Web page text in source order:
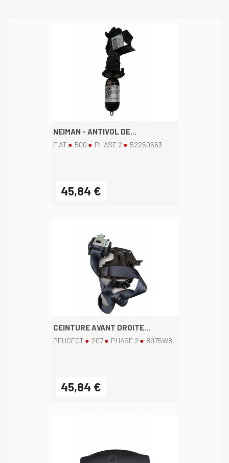
NEIMAN - ANTIVOL DE...
FIAT 500 PHASE 2 52250563
45,84 €
CEINTURE AVANT DROITE...
PEUGEOT 207 PHASE 2 8975W8
45,84 €